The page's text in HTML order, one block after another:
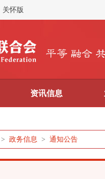
关怀版
资讯信息
> 政务信息 > 通知公告